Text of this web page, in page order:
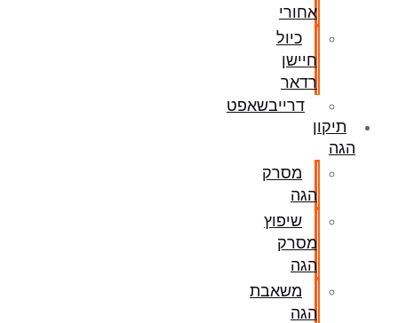
אחורי
כיול
חיישן
רדאר
דרייבשאפט
תיקון
הגה
מסרק
הגה
שיפוץ
מסרק
הגה
משאבת
הגה